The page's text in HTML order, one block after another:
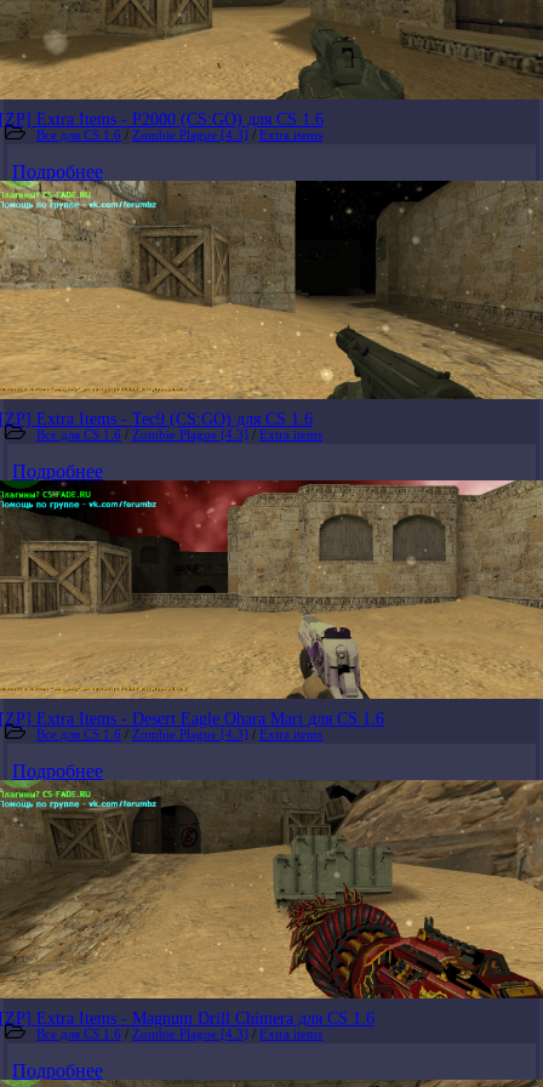
[ZP] Extra Items - P2000 (CS:GO) для CS 1.6
Все для CS 1.6 / Zombie Plague [4.3] / Extra items
Подробнее
[ZP] Extra Items - Tec9 (CS:GO) для CS 1.6
Все для CS 1.6 / Zombie Plague [4.3] / Extra items
Подробнее
[ZP] Extra Items - Desert Eagle Ohara Mari для CS 1.6
Все для CS 1.6 / Zombie Plague [4.3] / Extra items
Подробнее
[ZP] Extra Items - Magnum Drill Chimera для CS 1.6
Все для CS 1.6 / Zombie Plague [4.3] / Extra items
Подробнее